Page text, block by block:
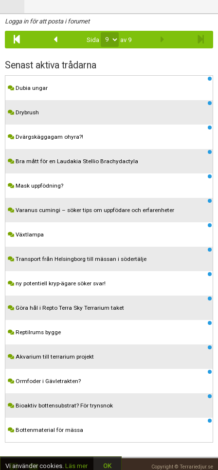
Logga in för att posta i forumet
Sida av 9
Senast aktiva trådarna
Dubia ungar
Drybrush
Dvärgskäggagam ohyra?!
Bra mått för en Laudakia Stellio Brachydactyla
Mask uppfödning?
Varanus cumingi – söker tips om uppfödare och erfarenheter
Växtlampa
Transport från Helsingborg till mässan i södertälje
ny potentiell kryp-ägare söker svar!
Göra hål i Repto Terra Sky Terrarium taket
Reptilrums bygge
Akvarium till terrarium projekt
Ormfoder i Gävletrakten?
Bioaktiv bottensubstrat? För trynsnok
Bottenmaterial för mässa
Copyright © Terrariedjur.se
Vi använder cookies. Läs mer OK